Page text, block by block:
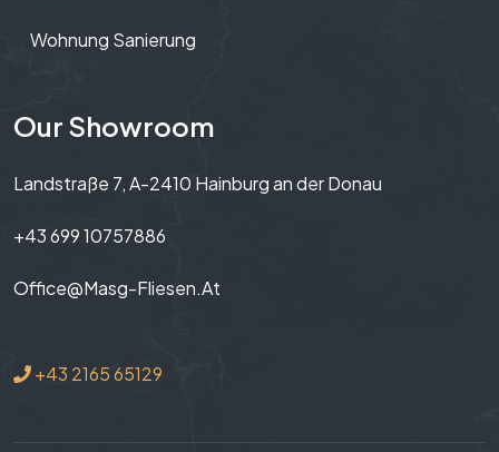
Wohnung Sanierung
Our Showroom
Landstraße 7, A-2410 Hainburg an der Donau
+43 699 10757886
Office@masg-Fliesen.at
+43 2165 65129